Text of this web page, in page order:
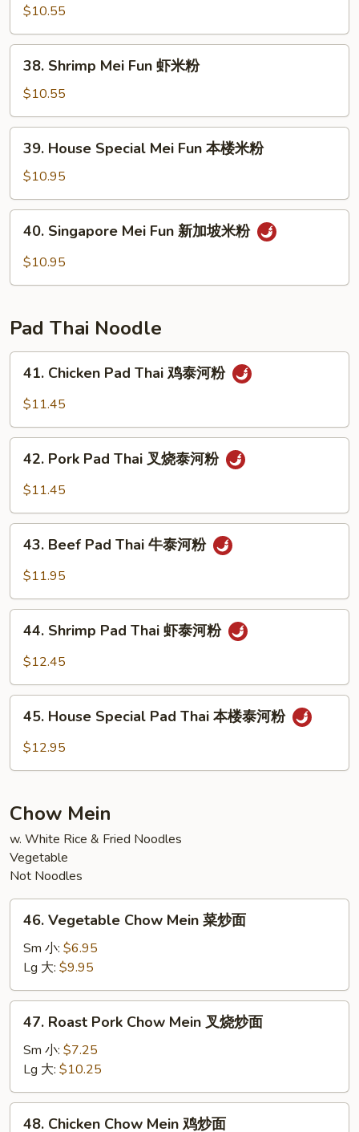
Mei
Fun
牛
$10.55
Shrimp
Mei
Fun
虾
38. Shrimp Mei Fun 虾米粉
$10.55
House
Special
Mei
Fun
粉
39. House Special Mei Fun 本楼米粉
$10.95
Singapore
Mei
坡
米
40. Singapore Mei Fun 新加坡米粉
$10.95
Pad Thai Noodle
Chicken
Pad
鸡
41. Chicken Pad Thai 鸡泰河粉
$11.45
Pork
Pad
叉
粉
42. Pork Pad Thai 叉烧泰河粉
$11.45
Beef
Pad
牛
43. Beef Pad Thai 牛泰河粉
$11.95
Shrimp
Pad
虾
44. Shrimp Pad Thai 虾泰河粉
$12.45
House
Special
楼
泰
河
粉
45. House Special Pad Thai 本楼泰河粉
$12.95
Chow Mein
w. White Rice & Fried Noodles
Vegetable
Not Noodles
Vegetable
Chow
Mein
菜
炒
46. Vegetable Chow Mein 菜炒面
Sm 小: $6.95
Lg 大: $9.95
Roast
Pork
Chow
Mein
叉
47. Roast Pork Chow Mein 叉烧炒面
Sm 小: $7.25
Lg 大: $10.25
48. Chicken Chow Mein 鸡炒面